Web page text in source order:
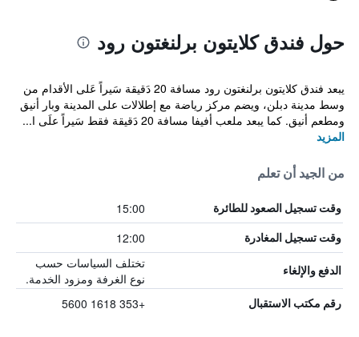
حول فندق كلايتون برلنغتون رود
يبعد فندق كلايتون برلنغتون رود مسافة 20 دَقيقة سَيراً عَلى الأقدام من
وسط مدينة دبلن، ويضم مركز رياضة مع إطلالات على المدينة وبار أنيق
ومطعم أنيق. كما يبعد ملعب أفيفا مسافة 20 دَقيقة فقط سَيراً علَى ا...
المزيد
من الجيد أن تعلم
وقت تسجيل الصعود للطائرة 15:00
وقت تسجيل المغادرة 12:00
الدفع والإلغاء
تختلف السياسات حسب
نوع الغرفة ومزود الخدمة.
رقم مكتب الاستقبال +353 1618 5600